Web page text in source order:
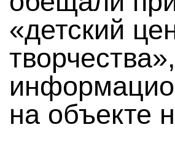
«детский
на объекте